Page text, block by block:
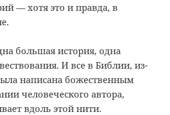
— хотя это и правда, в
большая история, одна
И все в Библии, из-
написана божественным
человеческого автора,
вдоль этой нити.